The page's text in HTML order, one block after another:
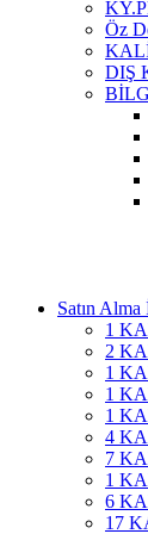
Öz
DIŞ
Satın Alma
1
2
1
1
1
4
7
1
6
17